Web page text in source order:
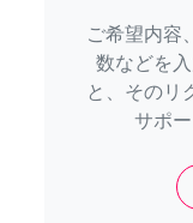
ご希望内容
数などを
と、そのリ
サポ